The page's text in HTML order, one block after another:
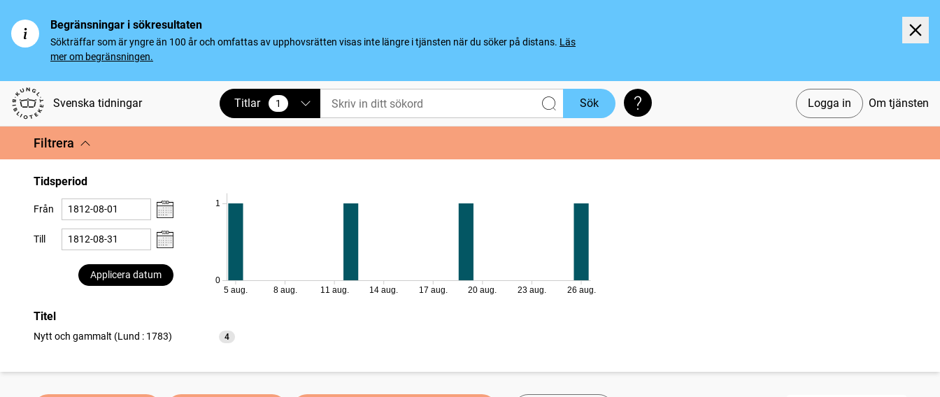
Begränsningar i sökresultaten
Sökträffar som är yngre än 100 år och omfattas av upphovsrätten visas inte längre i tjänsten när du söker på distans. Läs
mer om begränsningen.
Svenska tidningar Logga in Om tjänsten
Titlar 1
vald Sök Söktips
Filtrera
Tidsperiod
Från
Till
Applicera datum
0
1
5 aug. 8 aug. 11 aug. 14 aug. 17 aug. 20 aug. 23 aug. 26 aug.
Titel
Nytt och gammalt (Lund : 1783) 4
träffar